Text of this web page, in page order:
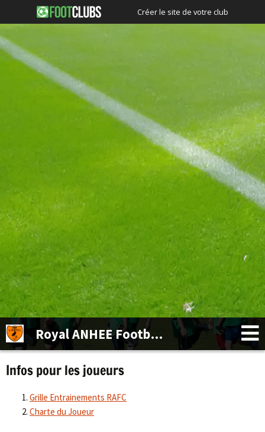
Créer le site de votre club
Royal ANHEE Football Club
Infos pour les joueurs
Grille Entrainements RAFC
Charte du Joueur